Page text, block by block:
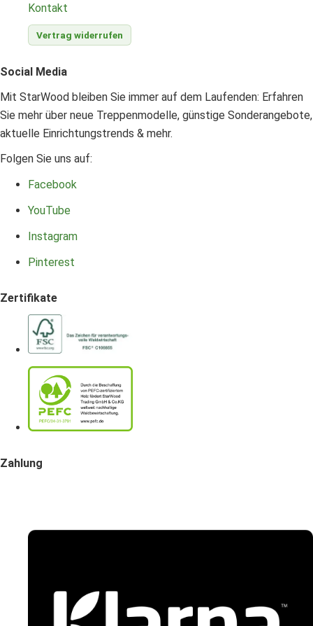
Kontakt
Vertrag widerrufen
Social Media
Mit StarWood bleiben Sie immer auf dem Laufenden: Erfahren
Sie mehr über neue Treppenmodelle, günstige Sonderangebote,
aktuelle Einrichtungstrends & mehr.
Folgen Sie uns auf:
Facebook
YouTube
Instagram
Pinterest
Zertifikate
Zahlung